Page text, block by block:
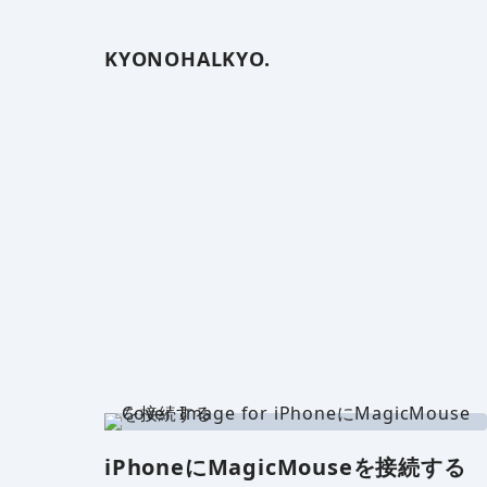
KYONOHALKYO.
iPhoneにMagicMouseを接続する